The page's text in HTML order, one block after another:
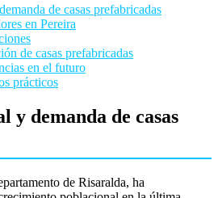
de casas prefabricadas
en Pereira
de casas prefabricadas
en el futuro
prácticos
y demanda de casas
de Risaralda, ha